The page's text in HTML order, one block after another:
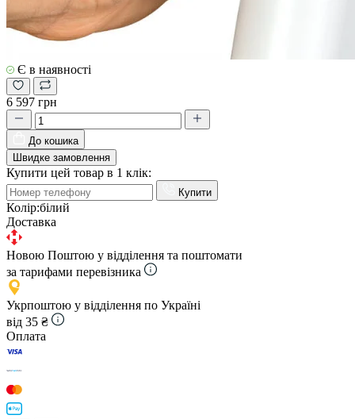
Є в наявності
6 597 грн
До кошика
Швидке замовлення
Купити цей товар в 1 клік:
Купити
Колір:білий
Доставка
Новою Поштою у відділення та поштомати
за тарифами перевізника
Укрпоштою у відділення по Україні
від 35 ₴
Оплата